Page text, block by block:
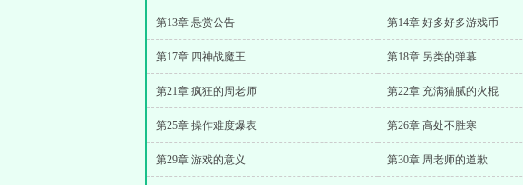
第13章 悬赏公告 第14章 好多好多游戏币
第17章 四神战魔王 第18章 另类的弹幕
第21章 疯狂的周老师 第22章 充满猫腻的火棍
第25章 操作难度爆表 第26章 高处不胜寒
第29章 游戏的意义 第30章 周老师的道歉